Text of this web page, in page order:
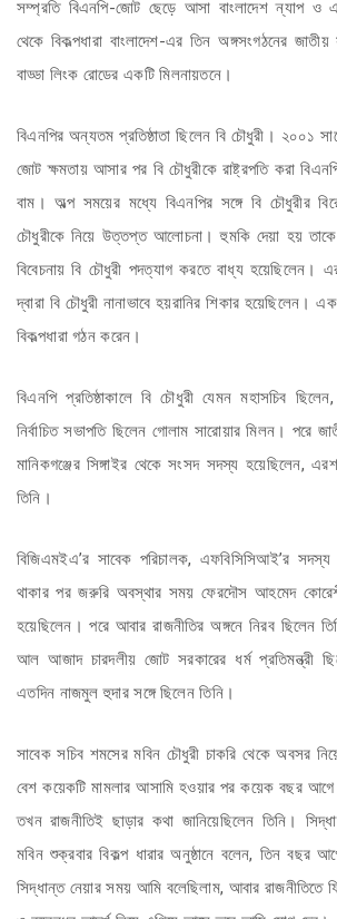
সম্প্রতি বিএনপি-জোট ছেড়ে আসা বাংলাদেশ ন্যাপ ও
থেকে বিকল্পধারা বাংলাদেশ-এর তিন অঙ্গসংগঠনের
বাড্ডা লিংক রোডের একটি মিলনায়তনে।
বিএনপির অন্যতম প্রতিষ্ঠাতা ছিলেন বি চৌধুরী। ২০০১
জোট ক্ষমতায় আসার পর বি চৌধুরীকে রাষ্ট্রপতি করা
বাম। অল্প সময়ের মধ্যে বিএনপির সঙ্গে বি চৌধুরীর
চৌধুরীকে নিয়ে উত্তপ্ত আলোচনা। হুমকি দেয়া হয়
বিবেচনায় বি চৌধুরী পদত্যাগ করতে বাধ্য হয়েছিলেন।
দ্বারা বি চৌধুরী নানাভাবে হয়রানির শিকার হয়েছিলেন।
বিকল্পধারা গঠন করেন।
বিএনপি প্রতিষ্ঠাকালে বি চৌধুরী যেমন মহাসচিব
নির্বাচিত সভাপতি ছিলেন গোলাম সারোয়ার মিলন। পরে
মানিকগঞ্জের সিঙ্গাইর থেকে সংসদ সদস্য হয়েছিলেন,
তিনি।
বিজিএমইএ’র সাবেক পরিচালক, এফবিসিসিআই’র সদস্য
থাকার পর জরুরি অবস্থার সময় ফেরদৌস আহমেদ
হয়েছিলেন। পরে আবার রাজনীতির অঙ্গনে নিরব ছিলেন
আল আজাদ চারদলীয় জোট সরকারের ধর্ম প্রতিমন্ত্রী
এতদিন নাজমুল হুদার সঙ্গে ছিলেন তিনি।
সাবেক সচিব শমসের মবিন চৌধুরী চাকরি থেকে অবসর
বেশ কয়েকটি মামলার আসামি হওয়ার পর কয়েক বছর
তখন রাজনীতিই ছাড়ার কথা জানিয়েছিলেন তিনি।
মবিন শুক্রবার বিকল্প ধারার অনুষ্ঠানে বলেন, তিন বছর
সিদ্ধান্ত নেয়ার সময় আমি বলেছিলাম, আবার রাজনীতিতে